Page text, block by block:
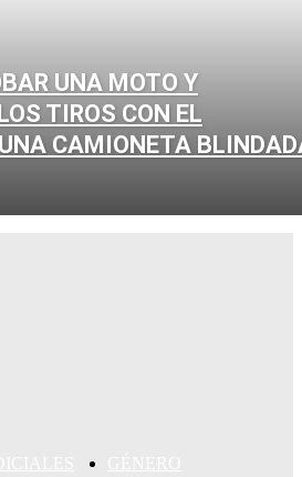
UNA MOTO Y
TIROS CON EL
CAMIONETA